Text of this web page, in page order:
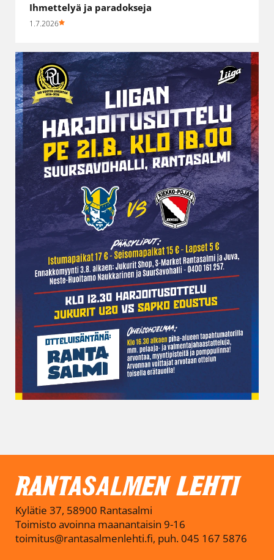
Ihmettelyä ja paradokseja
1.7.2026
Kylätie 37, 58900 Rantasalmi
Toimisto avoinna maanantaisin 9-16
toimitus@rantasalmenlehti.fi, puh. 045 167 5876